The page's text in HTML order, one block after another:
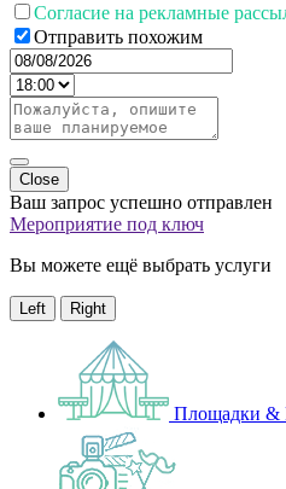
Согласие на рекламные
Отправить похожим
Close
Ваш запрос успешно отправлен
Мероприятие под ключ
Вы можете ещё выбрать услуги
Left Right
Площадки &